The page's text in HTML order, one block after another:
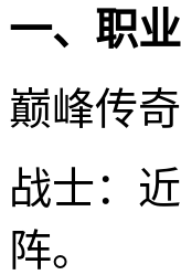
一、职
巅峰传
战士：
阵。